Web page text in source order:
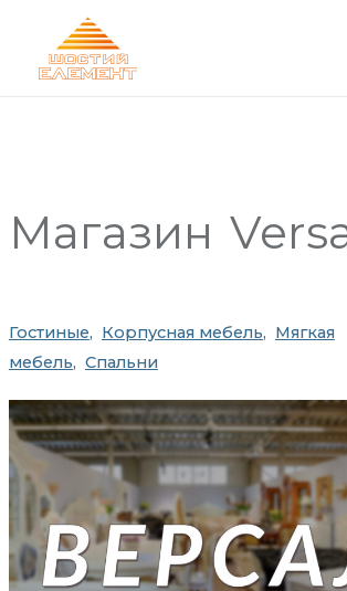
Магазин
Гостиные Корпусная мебель
Мягкая
мебель
Спальни